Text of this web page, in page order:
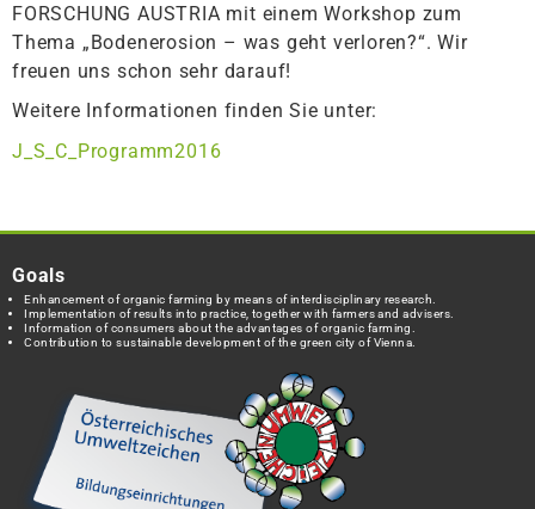
FORSCHUNG AUSTRIA mit einem Workshop zum
Thema „Bodenerosion – was geht verloren?“. Wir
freuen uns schon sehr darauf!
Weitere Informationen finden Sie unter:
J_S_C_Programm2016
Goals
Enhancement of organic farming by means of interdisciplinary research.
Implementation of results into practice, together with farmers and advisers.
Information of consumers about the advantages of organic farming.
Contribution to sustainable development of the green city of Vienna.